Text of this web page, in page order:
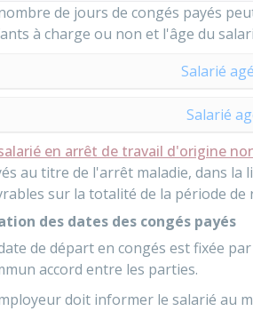
de jours de congés payés
à charge ou non et l'âge du
Salarié
Salarié
en arrêt de travail d'origine
au titre de l'arrêt maladie, dans la
sur la totalité de la période de
des dates des congés payés
de départ en congés est fixée
accord entre les parties.
doit informer le salarié au